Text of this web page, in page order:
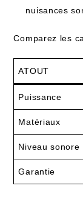
nuisances
Comparez les
ATOUT
Puissance
Matériaux
Niveau sonore
Garantie